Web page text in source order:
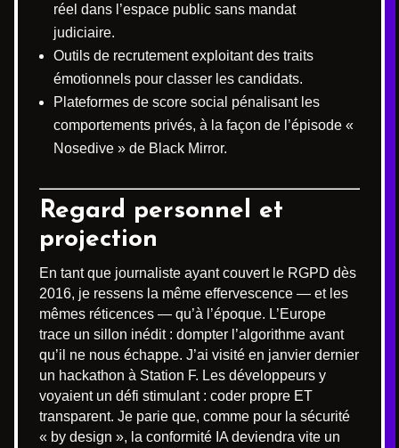
réel dans l’espace public sans mandat
judiciaire.
Outils de recrutement exploitant des traits
émotionnels pour classer les candidats.
Plateformes de score social pénalisant les
comportements privés, à la façon de l’épisode «
Nosedive » de Black Mirror.
Regard personnel et
projection
En tant que journaliste ayant couvert le RGPD dès
2016, je ressens la même effervescence — et les
mêmes réticences — qu’à l’époque. L’Europe
trace un sillon inédit : dompter l’algorithme avant
qu’il ne nous échappe. J’ai visité en janvier dernier
un hackathon à Station F. Les développeurs y
voyaient un défi stimulant : coder propre ET
transparent. Je parie que, comme pour la sécurité
« by design », la conformité IA deviendra vite un